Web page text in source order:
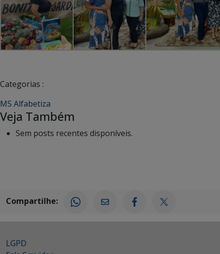
Categorias :
MS Alfabetiza
Veja Também
Sem posts recentes disponíveis.
Compartilhe:
LGPD